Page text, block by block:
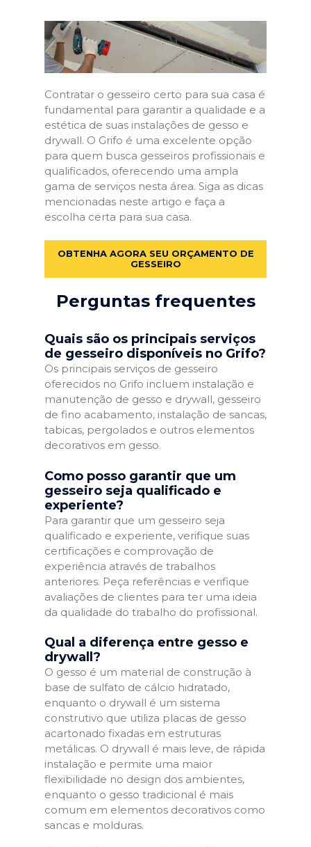
Contratar o gesseiro certo para sua casa é
fundamental para garantir a qualidade e a
estética de suas instalações de gesso e
drywall. O Grifo é uma excelente opção
para quem busca gesseiros profissionais e
qualificados, oferecendo uma ampla
gama de serviços nesta área. Siga as dicas
mencionadas neste artigo e faça a
escolha certa para sua casa.
OBTENHA AGORA SEU ORÇAMENTO DE
GESSEIRO
Perguntas frequentes
Quais são os principais serviços
de gesseiro disponíveis no Grifo?
Os principais serviços de gesseiro
oferecidos no Grifo incluem instalação e
manutenção de gesso e drywall, gesseiro
de fino acabamento, instalação de sancas,
tabicas, pergolados e outros elementos
decorativos em gesso.
Como posso garantir que um
gesseiro seja qualificado e
experiente?
Para garantir que um gesseiro seja
qualificado e experiente, verifique suas
certificações e comprovação de
experiência através de trabalhos
anteriores. Peça referências e verifique
avaliações de clientes para ter uma ideia
da qualidade do trabalho do profissional.
Qual a diferença entre gesso e
drywall?
O gesso é um material de construção à
base de sulfato de cálcio hidratado,
enquanto o drywall é um sistema
construtivo que utiliza placas de gesso
acartonado fixadas em estruturas
metálicas. O drywall é mais leve, de rápida
instalação e permite uma maior
flexibilidade no design dos ambientes,
enquanto o gesso tradicional é mais
comum em elementos decorativos como
sancas e molduras.